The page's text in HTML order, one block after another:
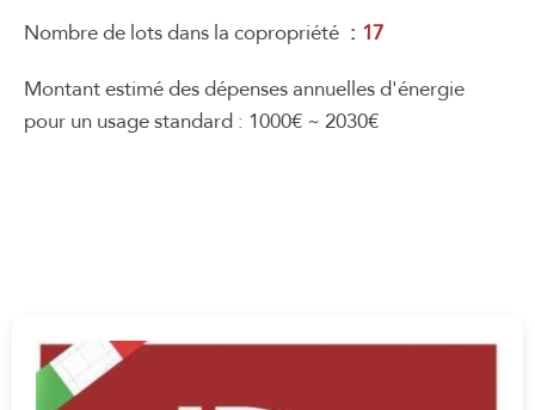
Nombre de lots dans la copropriété
17
Montant estimé des dépenses annuelles d'énergie
pour un usage standard : 1000€ ~ 2030€